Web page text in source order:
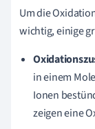
Um die
wichtig, einige
in einem
Ionen
zeigen eine